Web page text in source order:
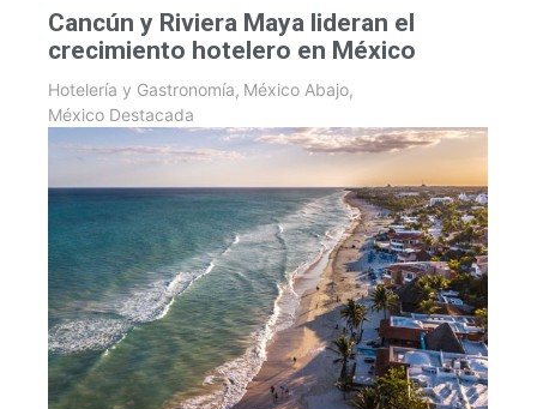
Cancún y Riviera Maya lideran el
crecimiento hotelero en México
Hotelería y Gastronomía, México Abajo,
México Destacada